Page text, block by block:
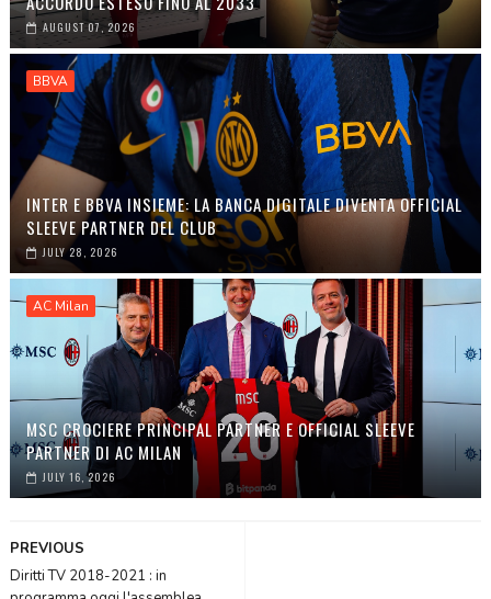
AUGUST 07, 2026
BBVA
INTER E BBVA INSIEME: LA BANCA DIGITALE DIVENTA OFFICIAL
SLEEVE PARTNER DEL CLUB
JULY 28, 2026
AC Milan
MSC CROCIERE PRINCIPAL PARTNER E OFFICIAL SLEEVE
PARTNER DI AC MILAN
JULY 16, 2026
PREVIOUS
Diritti TV 2018-2021 : in